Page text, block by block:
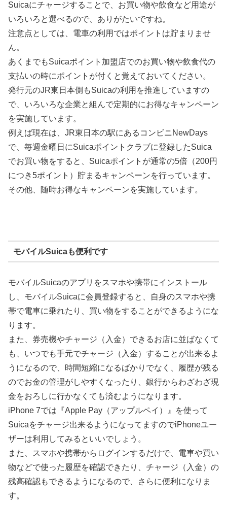
Suicaにチャージすることで、お買い物や飲食など用途が
いろいろと選べるので、ありがたいですね。
注意点としては、電車の利用ではポイントは貯まりませ
ん。
あくまでもSuicaポイント加盟店でのお買い物や飲食代の
支払いの時にポイントが付くと覚えておいてください。
発行元のJR東日本側もSuicaの利用を推進していますの
で、いろいろな企業と組んで定期的にお得なキャンペーン
を実施しています。
例えば現在は、JR東日本の駅にあるコンビニNewDays
で、毎週金曜日にSuicaポイントクラブに登録したSuica
でお買い物をすると、Suicaポイントが通常の5倍（200円
につき5ポイント）貯まるキャンペーンを行っています。
その他、随時お得なキャンペーンを実施しています。
モバイルSuicaも便利です
モバイルSuicaのアプリをスマホや携帯にインストール
し、モバイルSuicaに会員登録すると、自身のスマホや携
帯で電車に乗れたり、買い物をすることができるようにな
ります。
また、券売機やチャージ（入金）できるお店に並ばなくて
も、いつでも手元でチャージ（入金）することが出来るよ
うになるので、時間短縮になるばかりでなく、履歴が残る
のでお金の管理がしやすくなったり、銀行からわざわざ現
金をおろしに行かなくても済むようになります。
iPhone 7では『Apple Pay（アップルペイ）』を使って
Suicaをチャージ出来るようになってますのでiPhoneユー
ザーは利用してみるといいでしょう。
また、スマホや携帯からログインするだけで、電車や買い
物などで使った履歴を確認できたり、チャージ（入金）の
残高確認もできるようになるので、さらに便利になりま
す。